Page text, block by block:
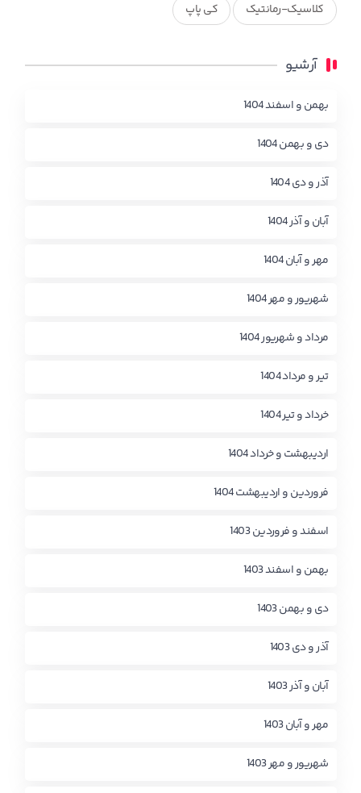
کلاسیک-رمانتیک کی پاپ
آرشیو
بهمن و اسفند 1404
دی و بهمن 1404
آذر و دی 1404
آبان و آذر 1404
مهر و آبان 1404
شهریور و مهر 1404
مرداد و شهریور 1404
تیر و مرداد 1404
خرداد و تیر 1404
اردیبهشت و خرداد 1404
فروردین و اردیبهشت 1404
اسفند و فروردین 1403
بهمن و اسفند 1403
دی و بهمن 1403
آذر و دی 1403
آبان و آذر 1403
مهر و آبان 1403
شهریور و مهر 1403